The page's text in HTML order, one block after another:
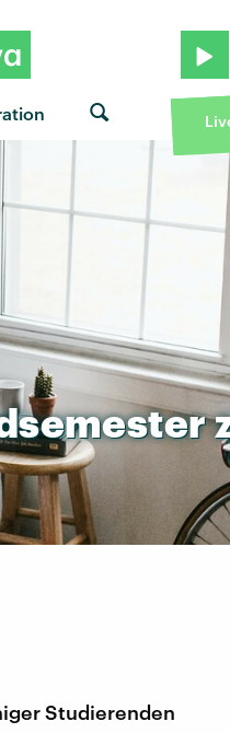
feat. Blumengarten
Studierenden